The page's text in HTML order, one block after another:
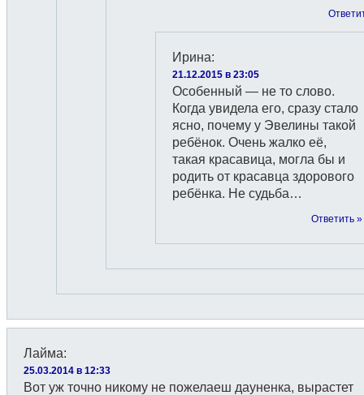
Ирина:
21.12.2015 в 23:05
Особенный — не то слово.
Когда увидела его, сразу стало
ясно, почему у Эвелины такой
ребёнок. Очень жалко её,
такая красавица, могла бы и
родить от красавца здорового
ребёнка. Не судьба…
Ответить »
Лайма:
25.03.2014 в 12:33
Вот уж точно никому не пожелаеш дауненка, вырастет